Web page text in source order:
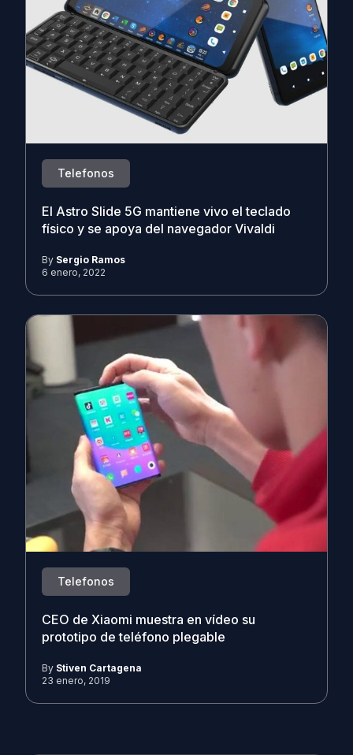
Telefonos
El Astro Slide 5G mantiene vivo el teclado
físico y se apoya del navegador Vivaldi
By Sergio Ramos
6 enero, 2022
Telefonos
CEO de Xiaomi muestra en vídeo su
prototipo de teléfono plegable
By Stiven Cartagena
23 enero, 2019